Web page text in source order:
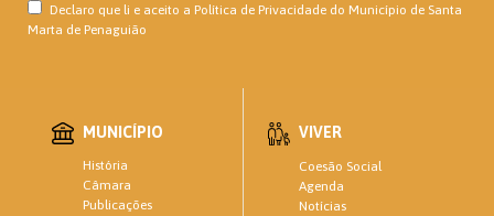
Declaro que li e aceito a Política de Privacidade do Município de Santa
Marta de Penaguião
MUNICÍPIO
História
Câmara
Publicações
VIVER
Coesão Social
Agenda
Notícias